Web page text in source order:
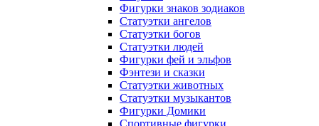
Фигурки знаков зодиаков
Статуэтки ангелов
Статуэтки богов
Статуэтки людей
Фигурки фей и эльфов
Фэнтези и сказки
Статуэтки животных
Статуэтки музыкантов
Фигурки Домики
Спортивные фигурки